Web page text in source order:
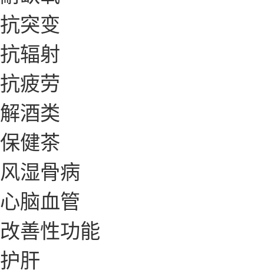
抗突变
抗辐射
抗疲劳
解酒类
保健茶
风湿骨病
心脑血管
改善性功能
护肝